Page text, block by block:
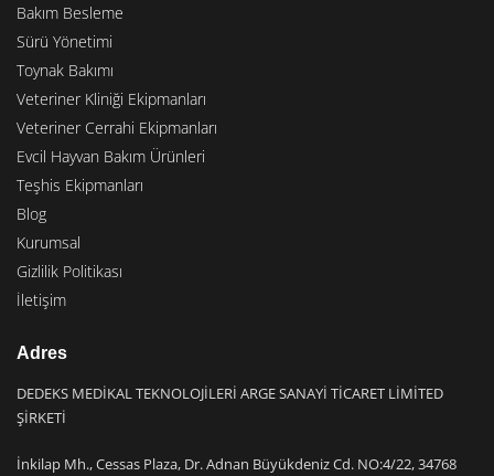
Bakım Besleme
Sürü Yönetimi
Toynak Bakımı
Veteriner Kliniği Ekipmanları
Veteriner Cerrahi Ekipmanları
Evcil Hayvan Bakım Ürünleri
Teşhis Ekipmanları
Blog
Kurumsal
Gizlilik Politikası
İletişim
Adres
DEDEKS MEDİKAL TEKNOLOJİLERİ ARGE SANAYİ TİCARET LİMİTED
ŞİRKETİ
İnkilap Mh., Cessas Plaza, Dr. Adnan Büyükdeniz Cd. NO:4/22, 34768